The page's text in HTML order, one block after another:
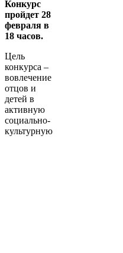
Конкурс
пройдет 28
февраля в
18 часов.
Цель
конкурса –
вовлечение
отцов и
детей в
активную
социально-
культурную